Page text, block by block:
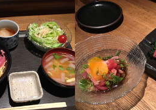
選択する
時給：1,200円〜
選択する
時給：1,080円〜
選択する
時給：1,150円〜
選択する
時給：1,100円〜